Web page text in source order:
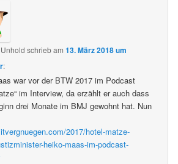
schriebam13. März 2018 um
:
war vor der BTW 2017 im Podcast
im Interview, da erzählt er auch dass
drei Monate im BMJ gewohnt hat. Nun
2017/hotel-matze-
heiko-maas-im-podcast-